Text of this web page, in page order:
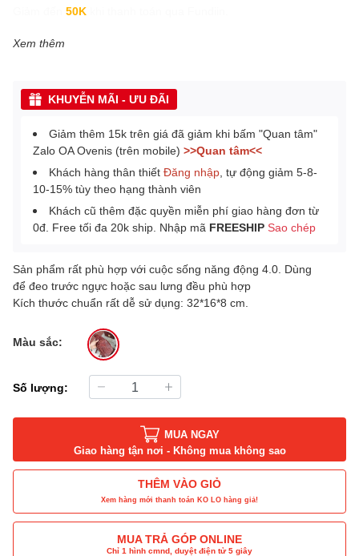
50K
Xem thêm
KHUYỄN MÃI - ƯU ĐÃI
Giảm thêm 15k trên giá đã giảm khi bấm "Quan tâm"
Zalo OA Ovenis (trên mobile) >>Quan tâm<<
Khách hàng thân thiết Đăng nhập , tự động giảm 5-8-
10-15% tùy theo hạng thành viên
Khách cũ thêm đặc quyền miễn phí giao hàng đơn từ
0đ. Free tối đa 20k ship. Nhập mã FREESHIP Sao chép
Sản phẩm rất phù hợp với cuộc sống năng động 4.0. Dùng
để đeo trước ngực hoặc sau lưng đều phù hợp
Kích thước chuẩn rất dễ sử dụng: 32*16*8 cm.
Màu sắc:
Số lượng:
MUA NGAY
Giao hàng tận nơi - Không mua không sao
THÊM VÀO GIỎ
Xem hàng mới thanh toán KO LO hàng giả!
MUA TRẢ GÓP ONLINE
Chỉ 1 hình cmnd, duyệt điện tử 5 giây